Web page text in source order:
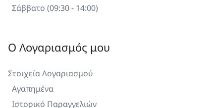
Σάββατο (09:30 - 14:00)
Ο Λογαριασμός μου
Στοιχεία Λογαριασμού
Αγαπημένα
Ιστορικό Παραγγελιών